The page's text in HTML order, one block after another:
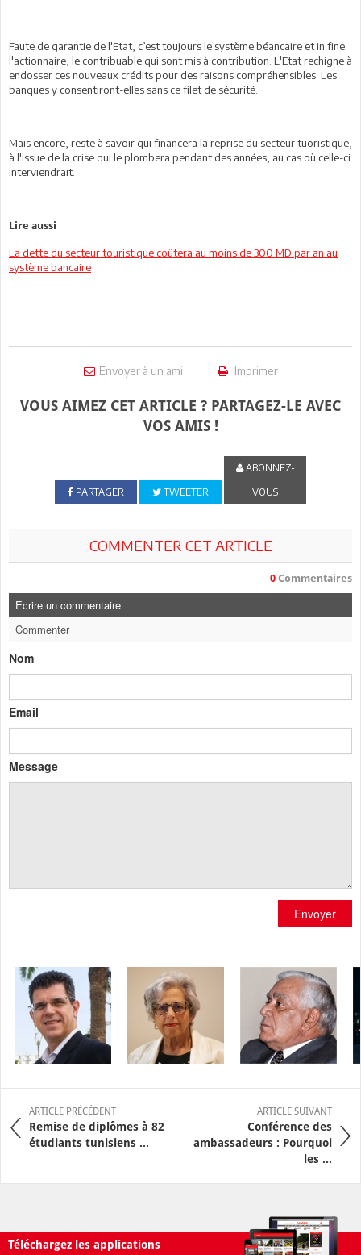
Faute de garantie de l'Etat, c’est toujours le système béancaire et in fine
l'actionnaire, le contribuable qui sont mis à contribution. L'Etat rechigne à
endosser ces nouveaux crédits pour des raisons compréhensibles. Les
banques y consentiront-elles sans ce filet de sécurité.
Mais encore, reste à savoir qui financera la reprise du secteur tuoristique,
à l'issue de la crise qui le plombera pendant des années, au cas où celle-ci
interviendrait.
Lire aussi
La dette du secteur touristique coûtera au moins de 300 MD par an au
système bancaire
Envoyer à un ami Imprimer
VOUS AIMEZ CET ARTICLE ? PARTAGEZ-LE AVEC
VOS AMIS !
PARTAGER TWEETER
ABONNEZ-
VOUS
COMMENTER CET ARTICLE
0 Commentaires
Ecrire un commentaire
Commenter
Nom
Email
Message
Envoyer
ARTICLE PRÉCÉDENT
Remise de diplômes à 82
étudiants tunisiens ...
ARTICLE SUIVANT
Conférence des
ambassadeurs : Pourquoi
les ...
Téléchargez les applications